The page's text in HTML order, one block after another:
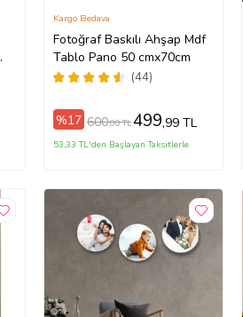
Fotoğraf Baskılı Ahşap Mdf
Tablo Pano 50 cmx70cm
(44)
Kargo Bedava
%17 600,00 TL499,99 TL
53,33 TL'den Başlayan Taksitlerle